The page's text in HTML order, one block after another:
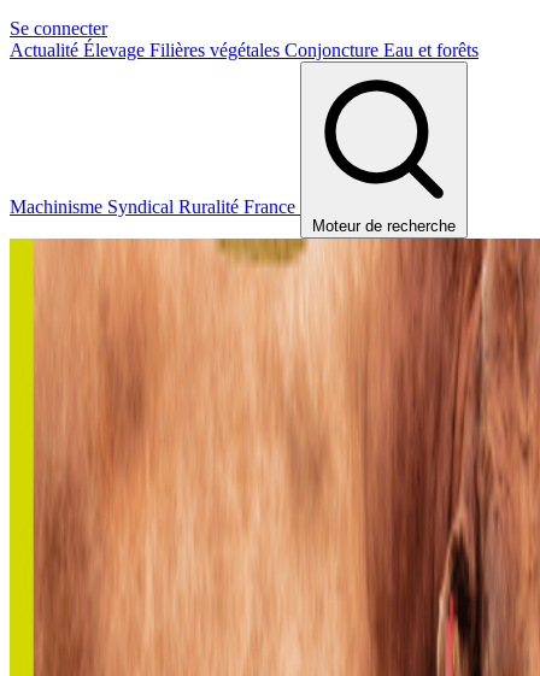
Se connecter
Actualité Élevage Filières végétales Conjoncture Eau et forêts
Machinisme Syndical Ruralité France
Moteur de recherche